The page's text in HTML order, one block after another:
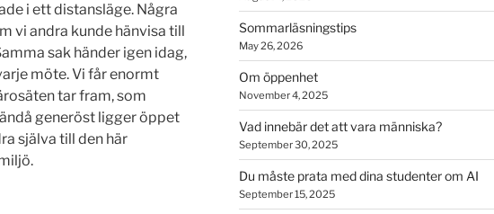
i ett distansläge. Några
vi andra kunde hänvisa till
sak händer igen idag,
möte. Vi får enormt
tar fram, som
generöst ligger öppet
själva till den här
Sommarläsningstips
May 26, 2026
Om öppenhet
November 4, 2025
Vad innebär det att vara människa?
September 30, 2025
Du måste prata med dina studenter om AI
September 15, 2025